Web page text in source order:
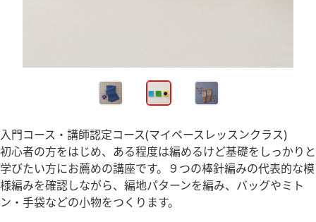
入門コース・講師認定コース(マイペースレッスンクラス)
初心者の方をはじめ、ある程度は編めるけど基礎をしっかりと
学びたい方にお薦めの講座です。９つの棒針編みの代表的な模
様編みを確認しながら、編地パターンを編み、バッグやミト
ン・手袋などの小物をつくります。